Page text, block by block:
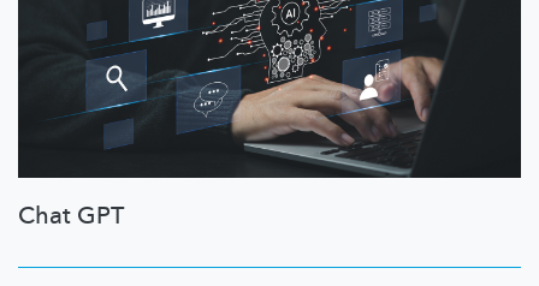
Chat GPT